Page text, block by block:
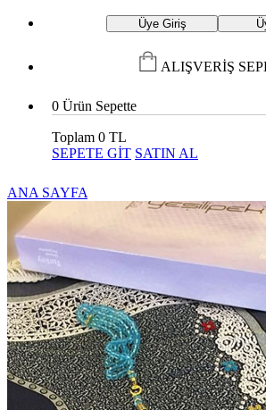
Üye Giriş
ALIŞVERİŞ
0 Ürün Sepette
Toplam 0 TL
SEPETE GİT SATIN AL
ANA SAYFA